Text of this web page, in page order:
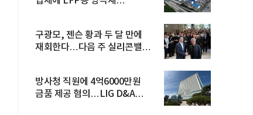
구광모, 젠슨 황과 두 달 만에
재회한다…다음 주 실리콘밸리
방사청 직원에 4억6000만원
금품 제공 혐의…LIG D&A